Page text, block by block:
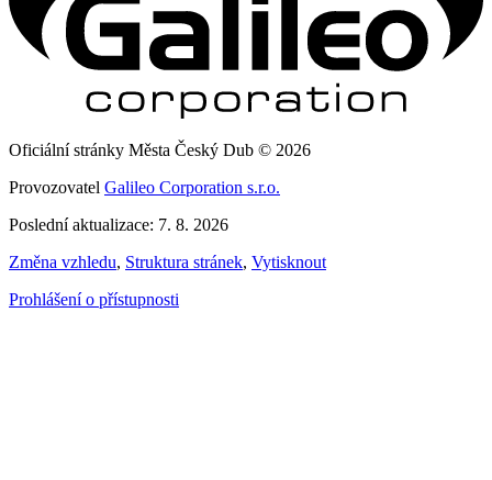
Oficiální stránky Města Český Dub © 2026
Provozovatel Galileo Corporation s.r.o.
Poslední aktualizace: 7. 8. 2026
Změna vzhledu, Struktura stránek, Vytisknout
Prohlášení o přístupnosti